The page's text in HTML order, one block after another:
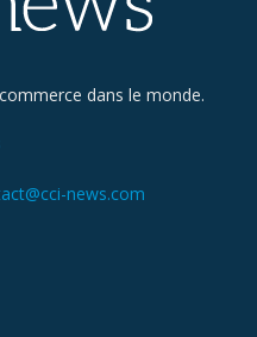
dans le monde.
news.com